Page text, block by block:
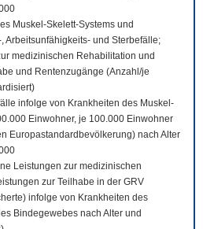
Muskel-Skelett-Systems und
Arbeitsunfähigkeits- und Sterbefälle;
medizinischen Rehabilitation und
und Rentenzugänge (Anzahl/je
infolge von Krankheiten des Muskel-
Einwohner, je 100.000 Einwohner
Europastandardbevölkerung) nach Alter
Leistungen zur medizinischen
zur Teilhabe in der GRV
infolge von Krankheiten des
Bindegewebes nach Alter und